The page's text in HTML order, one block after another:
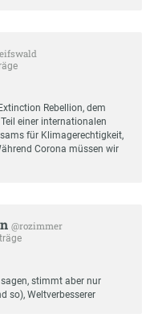
Rebellion, dem
einer internationalen
für Klimagerechtigkeit,
Corona müssen wir
@rozimmer
stimmt aber nur
so), Weltverbesserer